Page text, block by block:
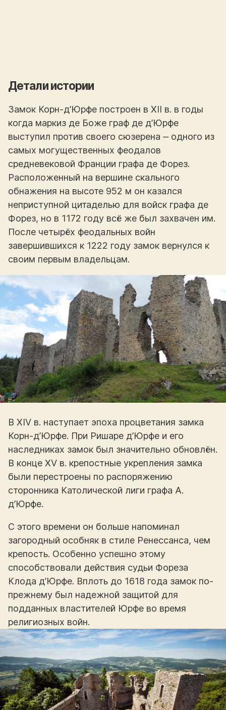
Детали истории
Замок Корн-д’Юрфе построен в XII в. в годы
когда маркиз де Боже граф де д’Юрфе
выступил против своего сюзерена ‒ одного из
самых могущественных феодалов
средневековой Франции графа де Форез.
Расположенный на вершине скального
обнажения на высоте 952 м он казался
неприступной цитаделью для войск графа де
Форез, но в 1172 году всё же был захвачен им.
После четырёх феодальных войн
завершившихся к 1222 году замок вернулся к
своим первым владельцам.
В XIV в. наступает эпоха процветания замка
Корн-д’Юрфе. При Ришаре д’Юрфе и его
наследниках замок был значительно обновлён.
В конце XV в. крепостные укрепления замка
были перестроены по распоряжению
сторонника Католической лиги графа А.
д’Юрфе.
С этого времени он больше напоминал
загородный особняк в стиле Ренессанса, чем
крепость. Особенно успешно этому
способствовали действия судьи Фореза
Клода д’Юрфе. Вплоть до 1618 года замок по-
прежнему был надежной защитой для
подданных властителей Юрфе во время
религиозных войн.